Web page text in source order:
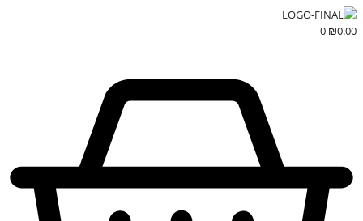
₪0.00
0